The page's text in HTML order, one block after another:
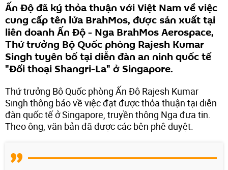
Ấn Độ đã ký thỏa thuận với Việt Nam về việc
cung cấp tên lửa BrahMos, được sản xuất tại
liên doanh Ấn Độ - Nga BrahMos Aerospace,
Thứ trưởng Bộ Quốc phòng Rajesh Kumar
Singh tuyên bố tại diễn đàn an ninh quốc tế
"Đối thoại Shangri-La" ở Singapore.
Thứ trưởng Bộ Quốc phòng Ấn Độ Rajesh Kumar
Singh thông báo về việc đạt được thỏa thuận tại diễn
đàn quốc tế ở Singapore, truyền thông Nga đưa tin.
Theo ông, văn bản đã được các bên phê duyệt.